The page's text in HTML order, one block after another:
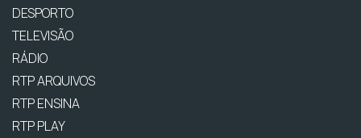
DESPORTO
TELEVISÃO
RÁDIO
RTP ARQUIVOS
RTP ENSINA
RTP PLAY